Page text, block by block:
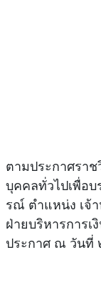
ตามประกาศรา
บุคคลทั่วไปเพื่อ
รณ์ ตำแหน่ง เจ้า
ฝ่ายบริหารการ
ประกาศ ณ วัน